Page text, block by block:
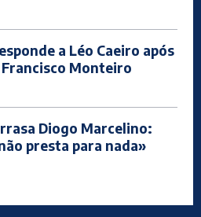
a Léo Caeiro após
Monteiro
Diogo Marcelino:
presta para nada»